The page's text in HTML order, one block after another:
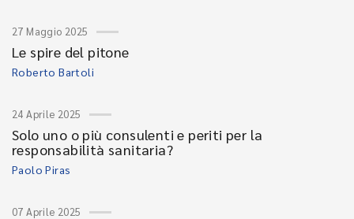
27 Maggio 2025
Le spire del pitone
Roberto Bartoli
24 Aprile 2025
Solo uno o più consulenti e periti per la
responsabilità sanitaria?
Paolo Piras
07 Aprile 2025